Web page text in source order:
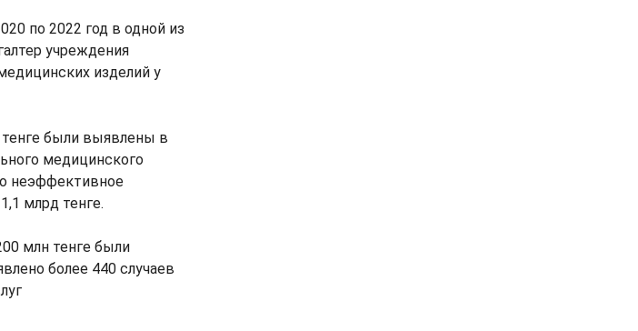
по 2022 год в одной из
учреждения
изделий у
были выявлены в
медицинского
неэффективное
млрд тенге.
млн тенге были
более 440 случаев